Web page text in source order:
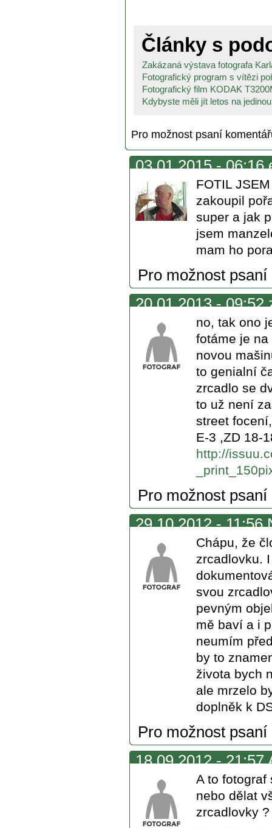
Články s
Zakázaná výstava fotografa
Fotografický program s vítězi
Fotografický film KODAK
Kdybyste měli jít letos na
Pro možnost psaní
03.01.2015 -
FOTIL
zakoupil
super a jak
jsem
mam ho
Pro možnost
20.01.2013 -
no, tak ono
fotáme je
novou
to genialní
zrcadlo se
to už není
street
E-3 ,ZD 18-
http://
Pro možnost
29.10.2012 -
Chápu, že
zrcadlovku.
svou
pevným
mě baví a i
neumím
by to
života bych
ale mrzelo
doplněk k
Pro možnost
18.09.2012 - 21:57
A to fotograf
nebo dělat
zrcadlovky ?